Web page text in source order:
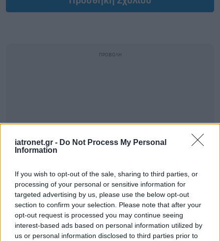
iatronet.gr - Do Not Process My Personal
Information
If you wish to opt-out of the sale, sharing to third parties, or
processing of your personal or sensitive information for
targeted advertising by us, please use the below opt-out
section to confirm your selection. Please note that after your
opt-out request is processed you may continue seeing
interest-based ads based on personal information utilized by
us or personal information disclosed to third parties prior to